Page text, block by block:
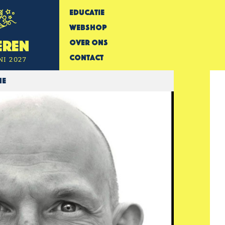
2027
Educatie
Webshop
Over Ons
Contact